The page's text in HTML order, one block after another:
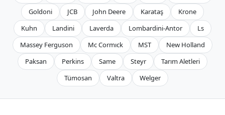
Goldoni
JCB John Deere Karataş
Krone
Kuhn
Landini Laverda Lombardini-Antor
Ls
Massey Ferguson
Mc Cormıck MST
New Holland
Paksan
Perkins Same Steyr
Tarım Aletleri
Tümosan
Valtra Welger